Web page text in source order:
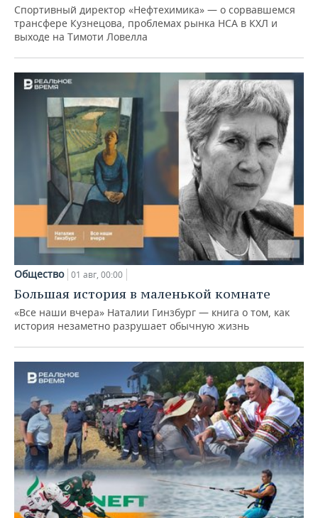
Спортивный директор «Нефтехимика» — о сорвавшемся
трансфере Кузнецова, проблемах рынка НСА в КХЛ и
выходе на Тимоти Ловелла
Общество 01 авг, 00:00
Большая история в маленькой комнате
«Все наши вчера» Наталии Гинзбург — книга о том, как
история незаметно разрушает обычную жизнь